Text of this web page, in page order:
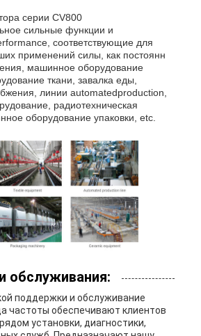
серии CV800
сильные функции и
соответствующие для
применений силы, как постоянн
машинное оборудование
ткани, завалка еды,
линии automatedproduction,
радиотехническая
оборудование упаковки, etc.
обслуживания:
поддержки и обслуживание
частоты обеспечивают клиентов
установки, диагностики,